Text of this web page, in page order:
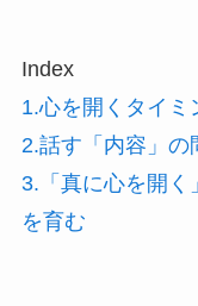
Index
1.心を開くタイミ
2.話す「内容」の
3.「真に心を開く
を育む